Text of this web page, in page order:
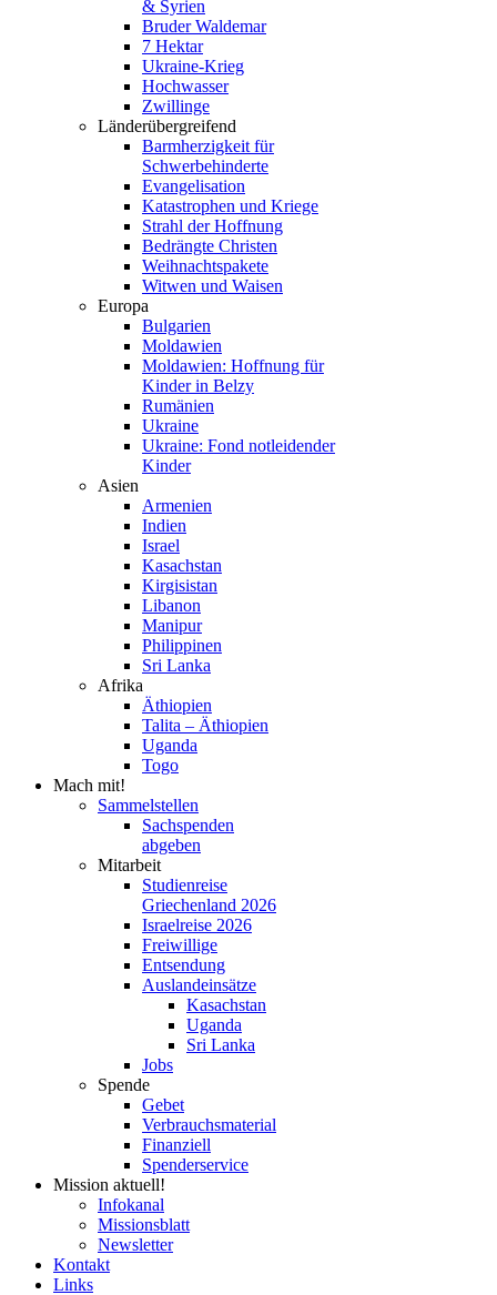
& Syrien
Bruder Waldemar
7 Hektar
Ukraine-Krieg
Hochwasser
Zwillinge
Länderübergreifend
Barmherzigkeit für
Schwerbehinderte
Evangelisation
Katastrophen und Kriege
Strahl der Hoffnung
Bedrängte Christen
Weihnachtspakete
Witwen und Waisen
Europa
Bulgarien
Moldawien
Moldawien: Hoffnung für
Kinder in Belzy
Rumänien
Ukraine
Ukraine: Fond notleidender
Kinder
Asien
Armenien
Indien
Israel
Kasachstan
Kirgisistan
Libanon
Manipur
Philippinen
Sri Lanka
Afrika
Äthiopien
Talita – Äthiopien
Uganda
Togo
Mach mit!
Sammelstellen
Sachspenden
abgeben
Mitarbeit
Studienreise
Griechenland 2026
Israelreise 2026
Freiwillige
Entsendung
Auslandeinsätze
Kasachstan
Uganda
Sri Lanka
Jobs
Spende
Gebet
Verbrauchsmaterial
Finanziell
Spenderservice
Mission aktuell!
Infokanal
Missionsblatt
Newsletter
Kontakt
Links